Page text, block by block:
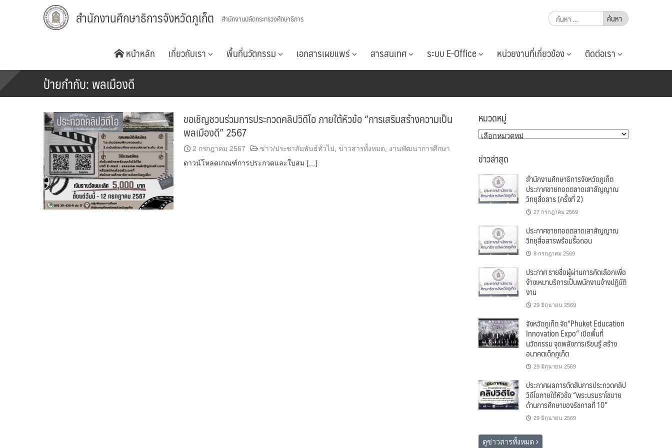
สำนักงานศึกษาธิการจังหวัดภูเก็ต สำนักงานปลัดกระทรวงศึกษาธิการ
ค้นหา
สำหรับ:
หน้าหลัก เกี่ยวกับเรา พื้นที่นวัตกรรม เอกสารเผยแพร่ สารสนเทศ ระบบ E-Office หน่วยงานที่เกี่ยวข้อง ติดต่อเรา
ป้ายกำกับ:พลเมืองดี
ขอเชิญชวนร่วมการประกวดคลิปวิดีโอ ภายใต้หัวข้อ “การเสริมสร้างความเป็น
พลเมืองดี” 2567
2 กรกฎาคม 2567 ข่าว/ประชาสัมพันธ์ทั่วไป ข่าวสารทั้งหมด
งานพัฒนาการศึกษา
ดาวน์โหลดเกณฑ์การประกวดและใบสม […]
หมวดหมู่
หมวด
ข่าวล่าสุด
สำนักงานศึกษาธิการจังหวัดภูเก็ต
ประกาศขายทอดตลาดเสาสัญญาณ
วิทยุสื่อสาร (ครั้งที่ 2)
27 กรกฎาคม 2569
ประกาศขายทอดตลาดเสาสัญญาณ
วิทยุสื่อสารพร้อมรื้อถอน
8 กรกฎาคม 2569
ประกาศ รายชื่อผู้ผ่านการคัดเลือกเพื่อ
จ้างเหมาบริการเป็นพนักงานจ้างปฏิบัติ
งาน
29 มิถุนายน 2569
จังหวัดภูเก็ต จัด“Phuket Education
Innovation Expo” เปิดพื้นที่
นวัตกรรม จุดพลังการเรียนรู้ สร้าง
อนาคตเด็กภูเก็ต
29 มิถุนายน 2569
ประกาศผลการตัดสินการประกวดคลิป
วิดีโอภายใต้หัวข้อ “พระบรมราโชบาย
ด้านการศึกษาของรัชกาลที่ 10”
29 มิถุนายน 2569
ดูข่าวสารทั้งหมด